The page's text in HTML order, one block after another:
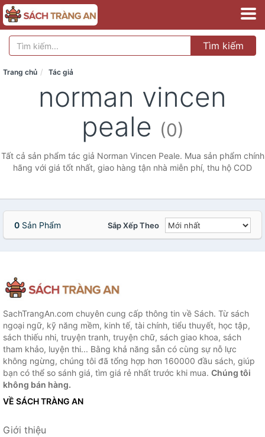
Tìm kiếm
Trang chủ Tác giả
norman vincen
peale (0)
Tất cả sản phẩm tác giả Norman Vincen Peale. Mua sản phẩm chính
hãng với giá tốt nhất, giao hàng tận nhà miễn phí, thu hộ COD
0 Sản Phẩm Sắp Xếp Theo
SachTrangAn.com chuyên cung cấp thông tin về Sách. Từ sách
ngoại ngữ, kỹ năng mềm, kinh tế, tài chính, tiểu thuyết, học tập,
sách thiếu nhi, truyện tranh, truyện chữ, sách giao khoa, sách
tham khảo, luyện thi... Bằng khả năng sẵn có cùng sự nỗ lực
không ngừng, chúng tôi đã tổng hợp hơn 160000 đầu sách, giúp
bạn có thể so sánh giá, tìm giá rẻ nhất trước khi mua. Chúng tôi
không bán hàng.
VỀ SÁCH TRÀNG AN
Giới thiệu